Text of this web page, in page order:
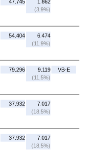
47.745
1.862
(3,9%)
54.404
6.474
(11,9%)
79.296
9.119
(11,5%)
VB-E
37.932
7.017
(18,5%)
37.932
7.017
(18,5%)